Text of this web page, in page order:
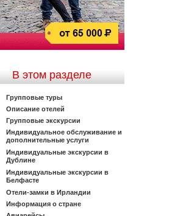
В этом разделе
Групповые туры
Описание отелей
Групповые экскурсии
Индивидуальное обслуживание и
дополнительные услуги
Индивидуальные экскурсии в
Дублине
Индивидуальные экскурсии в
Белфасте
Отели-замки в Ирландии
Информация о стране